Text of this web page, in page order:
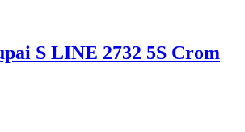
S LINE 2732 5S Crom